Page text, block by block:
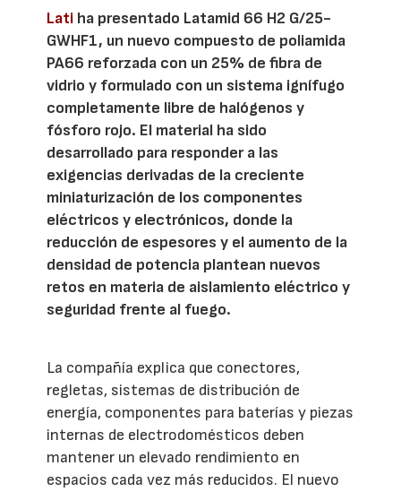
Lati ha presentado Latamid 66 H2 G/25-
GWHF1, un nuevo compuesto de poliamida
PA66 reforzada con un 25% de fibra de
vidrio y formulado con un sistema ignífugo
completamente libre de halógenos y
fósforo rojo. El material ha sido
desarrollado para responder a las
exigencias derivadas de la creciente
miniaturización de los componentes
eléctricos y electrónicos, donde la
reducción de espesores y el aumento de la
densidad de potencia plantean nuevos
retos en materia de aislamiento eléctrico y
seguridad frente al fuego.
La compañía explica que conectores,
regletas, sistemas de distribución de
energía, componentes para baterías y piezas
internas de electrodomésticos deben
mantener un elevado rendimiento en
espacios cada vez más reducidos. El nuevo